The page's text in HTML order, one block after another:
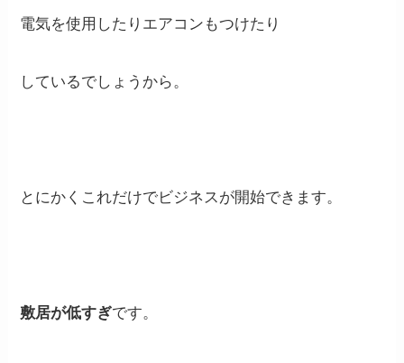
電気を使用したりエアコンもつけたり
しているでしょうから。
とにかくこれだけでビジネスが開始できます。
敷居が低すぎです。